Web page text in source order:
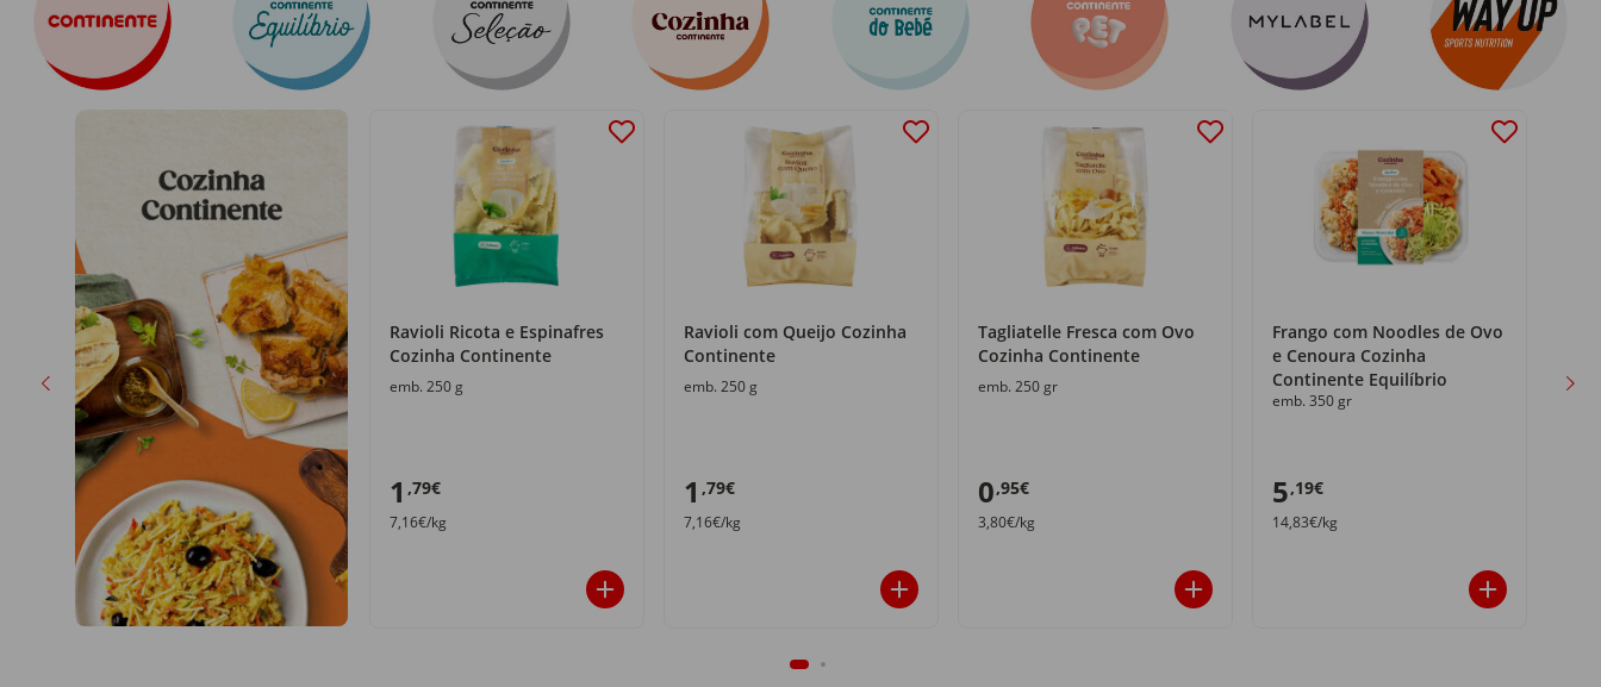
Ravioli Ricota e Espinafres
Cozinha Continente
emb. 250 g
1 ,79€
7,16€/kg
Ravioli com Queijo Cozinha
Continente
emb. 250 g
1 ,79€
7,16€/kg
Tagliatelle Fresca com Ovo
Cozinha Continente
emb. 250 gr
0,95€
3,80€/kg
Frango com Noodles de Ovo
e Cenoura Cozinha
Continente Equilíbrio
emb. 350 gr
5,19€
14,83€/kg